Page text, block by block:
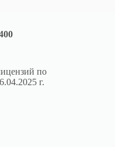
МУП
«БашРТС-Нефтекамск»
по
г.